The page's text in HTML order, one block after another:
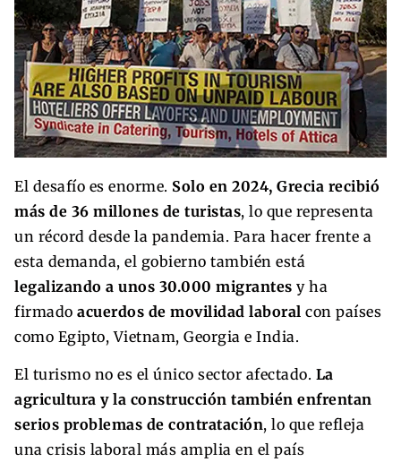
El desafío es enorme. Solo en 2024, Grecia recibió
más de 36 millones de turistas, lo que representa
un récord desde la pandemia. Para hacer frente a
esta demanda, el gobierno también está
legalizando a unos 30.000 migrantes y ha
firmado acuerdos de movilidad laboral con países
como Egipto, Vietnam, Georgia e India.
El turismo no es el único sector afectado. La
agricultura y la construcción también enfrentan
serios problemas de contratación, lo que refleja
una crisis laboral más amplia en el país